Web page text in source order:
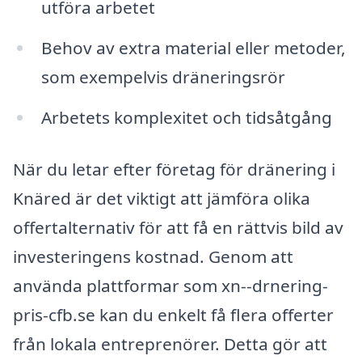
utföra arbetet
Behov av extra material eller metoder,
som exempelvis dräneringsrör
Arbetets komplexitet och tidsåtgång
När du letar efter företag för dränering i
Knäred är det viktigt att jämföra olika
offertalternativ för att få en rättvis bild av
investeringens kostnad. Genom att
använda plattformar som xn--drnering-
pris-cfb.se kan du enkelt få flera offerter
från lokala entreprenörer. Detta gör att